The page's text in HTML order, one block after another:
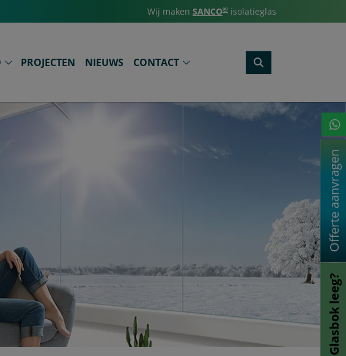
Wij maken SANCO® isolatieglas
PROJECTEN NIEUWS CONTACT
Offerte aanvragen
Glasbok leeg?